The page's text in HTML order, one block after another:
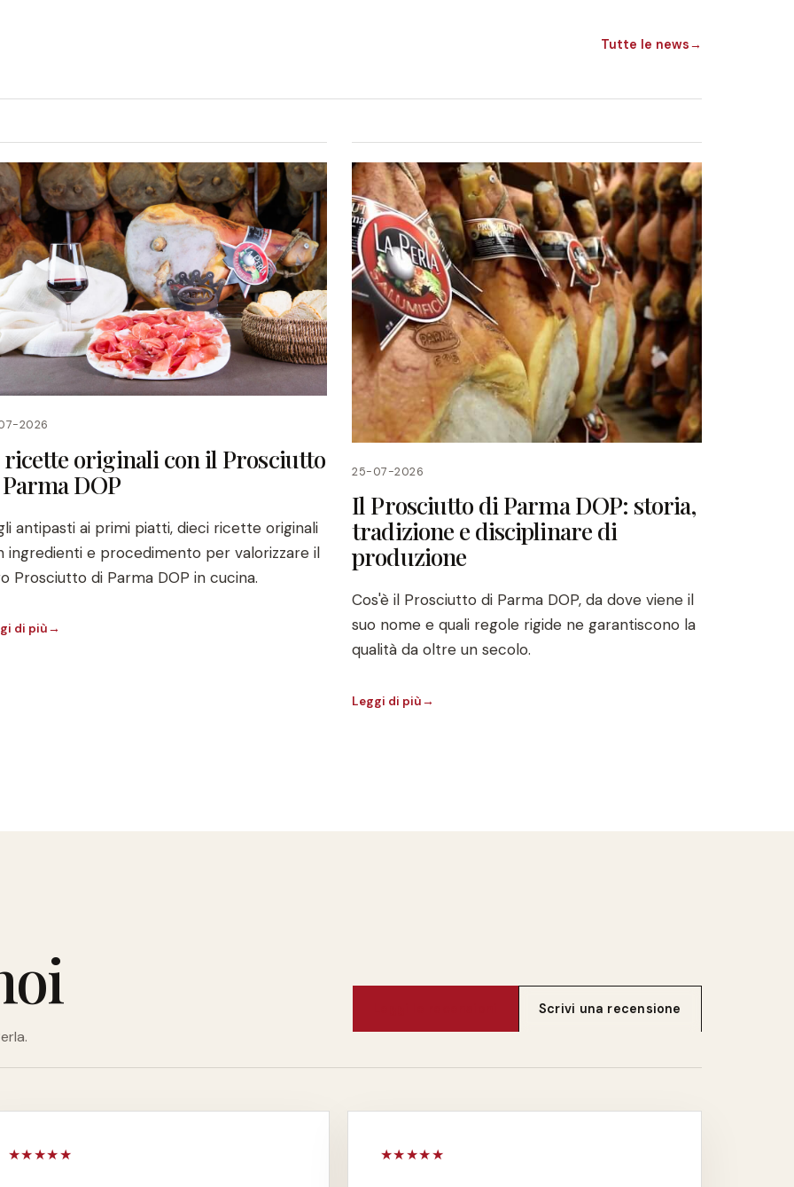
Tutte le news→
2026
ricette originali con il Prosciutto
DOP
antipasti ai primi piatti, dieci ricette originali
ingredienti e procedimento per valorizzare il
Prosciutto di Parma DOP in cucina.
di più→
25-07-2026
Il Prosciutto di Parma DOP: storia,
tradizione e disciplinare di
produzione
Cos'è il Prosciutto di Parma DOP, da dove viene il
suo nome e quali regole rigide ne garantiscono la
qualità da oltre un secolo.
Leggi di più→
Scrivi una recensione
★★★★★ ★★★★★